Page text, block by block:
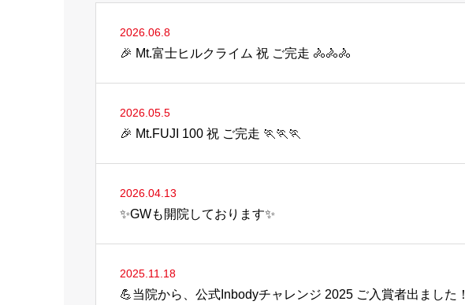
2026.06.8
🎉 Mt.富士ヒルクライム 祝 ご完走 🚴🚴🚴
2026.05.5
🎉 Mt.FUJI 100 祝 ご完走 🏃🏃🏃
2026.04.13
✨GWも開院しております✨
2025.11.18
💪当院から、公式Inbodyチャレンジ 2025 ご入賞者出ました